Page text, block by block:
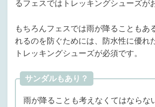
るフェスではトレッキングシューズが
もちろんフェスでは雨が降ることもあ
れるのを防ぐためには、防水性に優れ
トレッキングシューズが必須です。
サンダルもあり？
雨が降ることも考えなくてはならな